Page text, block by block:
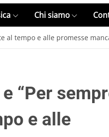
Chi siamo
al tempo e alle promesse
“Per
e alle